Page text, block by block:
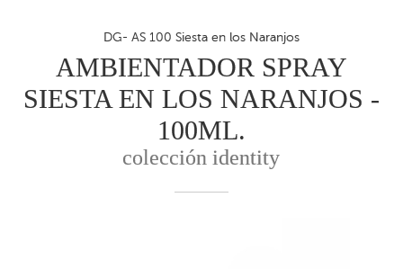
DG- AS 100 Siesta en los Naranjos
AMBIENTADOR SPRAY
SIESTA EN LOS NARANJOS -
100ML.
colección identity